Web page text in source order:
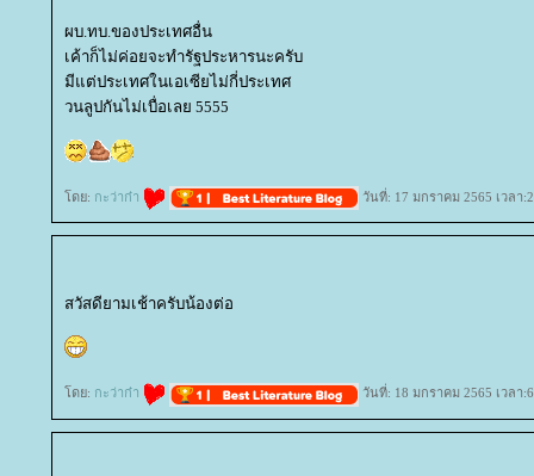
ผบ.ทบ.ของประเทศอื่น
เค้าก็ไม่ค่อยจะทำรัฐประหารนะครับ
มีแต่ประเทศในเอเซียไม่กี่ประเทศ
วนลูปกันไม่เบื่อเลย 5555
ดย: กะว่าก๋า วันที่: 17 มกราคม 2565 เวลา
สวัสดียามเช้าครับน้องต่อ
ดย: กะว่าก๋า วันที่: 18 มกราคม 2565 เวลา